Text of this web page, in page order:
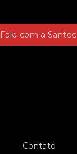
Fale com a Santec
Contato